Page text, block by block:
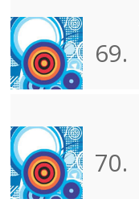
69.
70.